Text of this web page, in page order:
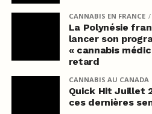
CANNABIS EN FRANCE
La Polynésie
lancer son
« cannabis
retard
CANNABIS AU CANADA
Quick Hit Juillet
ces dernières